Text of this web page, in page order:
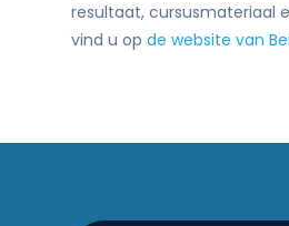
resultaat, cursusmateriaal
vind u opde website van